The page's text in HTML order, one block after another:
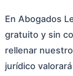
En Abogados
gratuito y sin
rellenar
jurídico